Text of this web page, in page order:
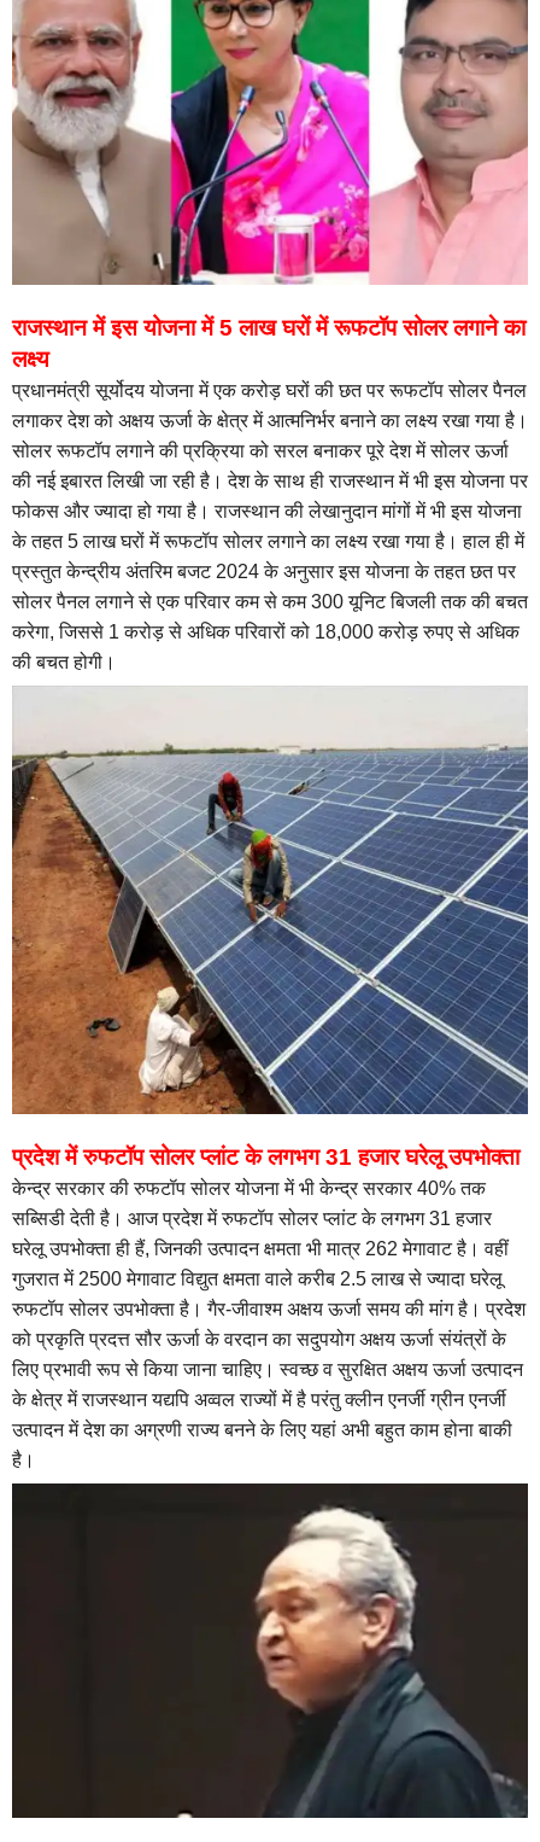
राजस्थान में इस योजना में 5 लाख घरों में रूफटॉप सोलर लगाने का
लक्ष्य
प्रधानमंत्री सूर्योदय योजना में एक करोड़ घरों की छत पर रूफटॉप सोलर पैनल
लगाकर देश को अक्षय ऊर्जा के क्षेत्र में आत्मनिर्भर बनाने का लक्ष्य रखा गया है।
सोलर रूफटॉप लगाने की प्रक्रिया को सरल बनाकर पूरे देश में सोलर ऊर्जा
की नई इबारत लिखी जा रही है। देश के साथ ही राजस्थान में भी इस योजना पर
फोकस और ज्यादा हो गया है। राजस्थान की लेखानुदान मांगों में भी इस योजना
के तहत 5 लाख घरों में रूफटॉप सोलर लगाने का लक्ष्य रखा गया है। हाल ही में
प्रस्तुत केन्द्रीय अंतरिम बजट 2024 के अनुसार इस योजना के तहत छत पर
सोलर पैनल लगाने से एक परिवार कम से कम 300 यूनिट बिजली तक की बचत
करेगा, जिससे 1 करोड़ से अधिक परिवारों को 18,000 करोड़ रुपए से अधिक
की बचत होगी।
प्रदेश में रुफटॉप सोलर प्लांट के लगभग 31 हजार घरेलू उपभोक्ता
केन्द्र सरकार की रुफटॉप सोलर योजना में भी केन्द्र सरकार 40% तक
सब्सिडी देती है। आज प्रदेश में रुफटॉप सोलर प्लांट के लगभग 31 हजार
घरेलू उपभोक्ता ही हैं, जिनकी उत्पादन क्षमता भी मात्र 262 मेगावाट है। वहीं
गुजरात में 2500 मेगावाट विद्युत क्षमता वाले करीब 2.5 लाख से ज्यादा घरेलू
रुफटॉप सोलर उपभोक्ता है। गैर-जीवाश्म अक्षय ऊर्जा समय की मांग है। प्रदेश
को प्रकृति प्रदत्त सौर ऊर्जा के वरदान का सदुपयोग अक्षय ऊर्जा संयंत्रों के
लिए प्रभावी रूप से किया जाना चाहिए। स्वच्छ व सुरक्षित अक्षय ऊर्जा उत्पादन
के क्षेत्र में राजस्थान यद्यपि अव्वल राज्यों में है परंतु क्लीन एनर्जी ग्रीन एनर्जी
उत्पादन में देश का अग्रणी राज्य बनने के लिए यहां अभी बहुत काम होना बाकी
है।